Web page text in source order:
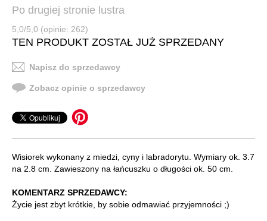
Po drugiej stronie lustra
5,0/5,0 (opinie: 262)
TEN PRODUKT ZOSTAŁ JUŻ SPRZEDANY
Napisz do sprzedawcy
Zobacz opinie o sprzedawcy
Wisiorek wykonany z miedzi, cyny i labradorytu. Wymiary ok. 3.7
na 2.8 cm. Zawieszony na łańcuszku o długości ok. 50 cm.
KOMENTARZ SPRZEDAWCY:
Życie jest zbyt krótkie, by sobie odmawiać przyjemności ;)